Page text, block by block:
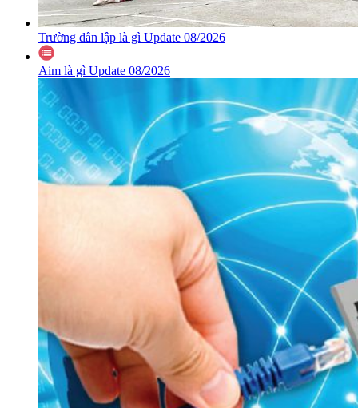
Trường dân lập là gì Update 08/2026
Aim là gì Update 08/2026